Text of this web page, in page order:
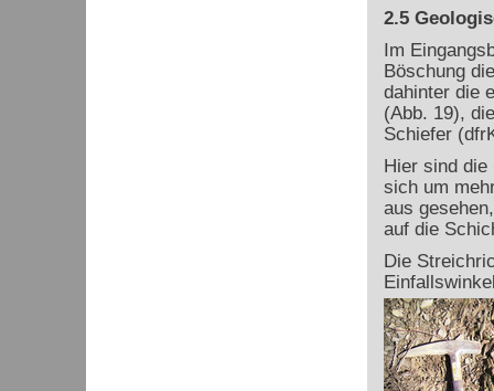
2.5
Im
Böschung
dahinter die
(Abb. 19),
Schiefer
Hier sind die
sich um
aus
auf die
Die